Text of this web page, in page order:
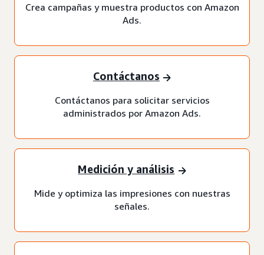
Crea campañas y muestra productos con Amazon
Ads.
Contáctanos
Contáctanos para solicitar servicios
administrados por Amazon Ads.
Medición y análisis
Mide y optimiza las impresiones con nuestras
señales.